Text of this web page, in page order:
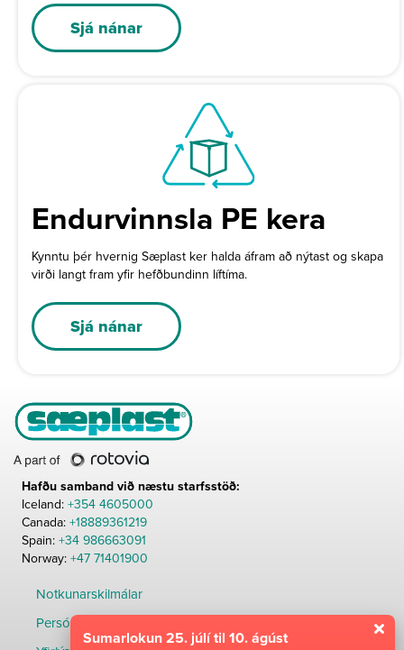
Sjá nánar
Endurvinnsla PE kera
Kynntu þér hvernig Sæplast ker halda áfram að nýtast og skapa
virði langt fram yfir hefðbundinn líftíma.
Sjá nánar
Hafðu samband við næstu starfsstöð:
Iceland:+354 4605000
Canada:+18889361219
Spain:+34 986663091
Norway:+47 71401900
Notkunarskilmálar
Persónuverndarstefna
Sumarlokun 25. júlí til 10. ágúst